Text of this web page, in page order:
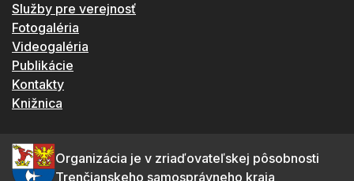
Služby pre verejnosť
Fotogaléria
Videogaléria
Publikácie
Kontakty
Knižnica
Organizácia je v zriaďovateľskej pôsobnosti
Trenčianskeho samosprávneho kraja